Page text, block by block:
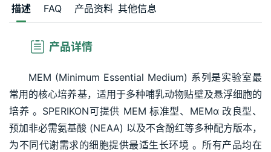
描述 FAQ 产品资料 其他信息
产品详情
MEM (Minimum Essential Medium) 系列是实验室最
常用的核心培养基，适用于多种哺乳动物贴壁及悬浮细胞的
培养 。SPERIKON可提供 MEM 标准型、MEMα 改良型、
预加非必需氨基酸 (NEAA) 以及不含酚红等多种配方版本，
为不同代谢需求的细胞提供最适生长环境 。所有产品均在